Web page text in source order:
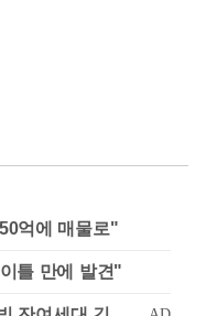
억에 매물로"
틀 만에 발견"